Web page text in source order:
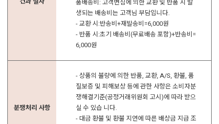
품배송비: 고객변심에 의한 교환 및 반품 시 발
생되는 배송비는 고객님 부담입니다.
- 교환 시:반송비+재발송비=6,000원
- 반품 시:초기 배송비(무료배송 포함)+반송비=
6,000원
분쟁처리 사항
- 상품의 불량에 의한 반품, 교환, A/S, 환불, 품
질보증 및 피해보상 등에 관한 사항은 소비자분
쟁해결기준(공정거래위원회 고시)에 따라 받으
실 수 있습 니다.
- 대금 환불 및 환불 지연에 따른 배상금 지급 조